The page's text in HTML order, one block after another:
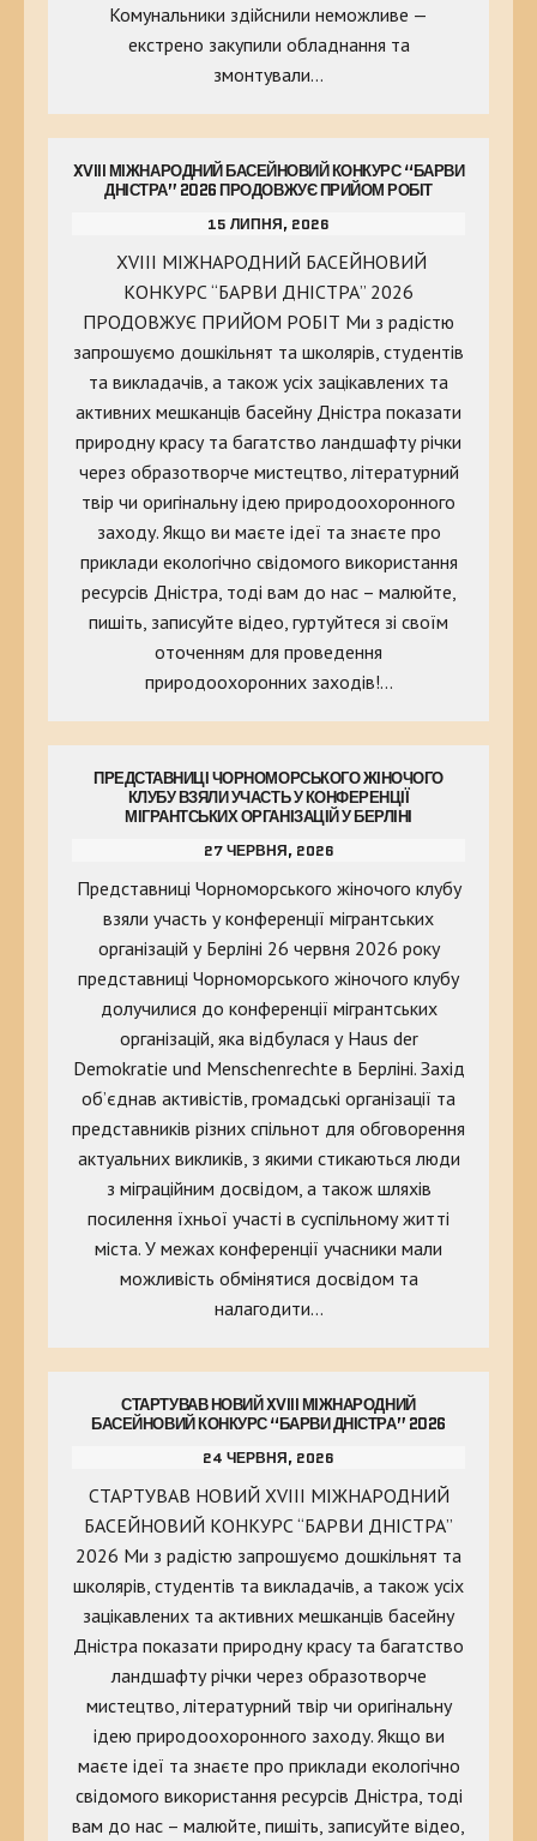
Комунальники здійснили неможливе —
екстрено закупили обладнання та
змонтували…
XVIII МІЖНАРОДНИЙ БАСЕЙНОВИЙ КОНКУРС “БАРВИ
ДНІСТРА” 2026 ПРОДОВЖУЄ ПРИЙОМ РОБІТ
15 ЛИПНЯ, 2026
XVIII МІЖНАРОДНИЙ БАСЕЙНОВИЙ
КОНКУРС “БАРВИ ДНІСТРА” 2026
ПРОДОВЖУЄ ПРИЙОМ РОБІТ Ми з радістю
запрошуємо дошкільнят та школярів, студентів
та викладачів, а також усіх зацікавлених та
активних мешканців басейну Дністра показати
природну красу та багатство ландшафту річки
через образотворче мистецтво, літературний
твір чи оригінальну ідею природоохоронного
заходу. Якщо ви маєте ідеї та знаєте про
приклади екологічно свідомого використання
ресурсів Дністра, тоді вам до нас – малюйте,
пишіть, записуйте відео, гуртуйтеся зі своїм
оточенням для проведення
природоохоронних заходів!…
ПРЕДСТАВНИЦІ ЧОРНОМОРСЬКОГО ЖІНОЧОГО
КЛУБУ ВЗЯЛИ УЧАСТЬ У КОНФЕРЕНЦІЇ
МІГРАНТСЬКИХ ОРГАНІЗАЦІЙ У БЕРЛІНІ
27 ЧЕРВНЯ, 2026
Представниці Чорноморського жіночого клубу
взяли участь у конференції мігрантських
організацій у Берліні 26 червня 2026 року
представниці Чорноморського жіночого клубу
долучилися до конференції мігрантських
організацій, яка відбулася у Haus der
Demokratie und Menschenrechte в Берліні. Захід
об’єднав активістів, громадські організації та
представників різних спільнот для обговорення
актуальних викликів, з якими стикаються люди
з міграційним досвідом, а також шляхів
посилення їхньої участі в суспільному житті
міста. У межах конференції учасники мали
можливість обмінятися досвідом та
налагодити…
СТАРТУВАВ НОВИЙ XVIII МІЖНАРОДНИЙ
БАСЕЙНОВИЙ КОНКУРС “БАРВИ ДНІСТРА” 2026
24 ЧЕРВНЯ, 2026
СТАРТУВАВ НОВИЙ XVIII МІЖНАРОДНИЙ
БАСЕЙНОВИЙ КОНКУРС “БАРВИ ДНІСТРА”
2026 Ми з радістю запрошуємо дошкільнят та
школярів, студентів та викладачів, а також усіх
зацікавлених та активних мешканців басейну
Дністра показати природну красу та багатство
ландшафту річки через образотворче
мистецтво, літературний твір чи оригінальну
ідею природоохоронного заходу. Якщо ви
маєте ідеї та знаєте про приклади екологічно
свідомого використання ресурсів Дністра, тоді
вам до нас – малюйте, пишіть, записуйте відео,